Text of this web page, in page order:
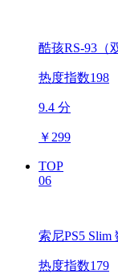
酷孩RS-93（
热度指数198
9.4 分
￥ 299
TOP
06
索尼PS5 Slim
热度指数179